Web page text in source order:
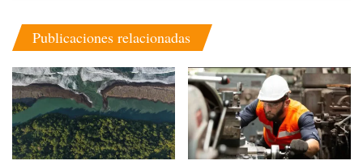
Publicaciones relacionadas